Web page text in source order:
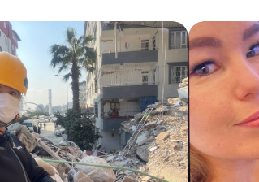
INGEVULD-
Wooncoach
Opvanglocaties
Stenia